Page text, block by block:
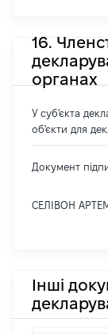
16.
органах
У суб'єкта
об'єкти для
Документ
СЕЛІВОН
Інші